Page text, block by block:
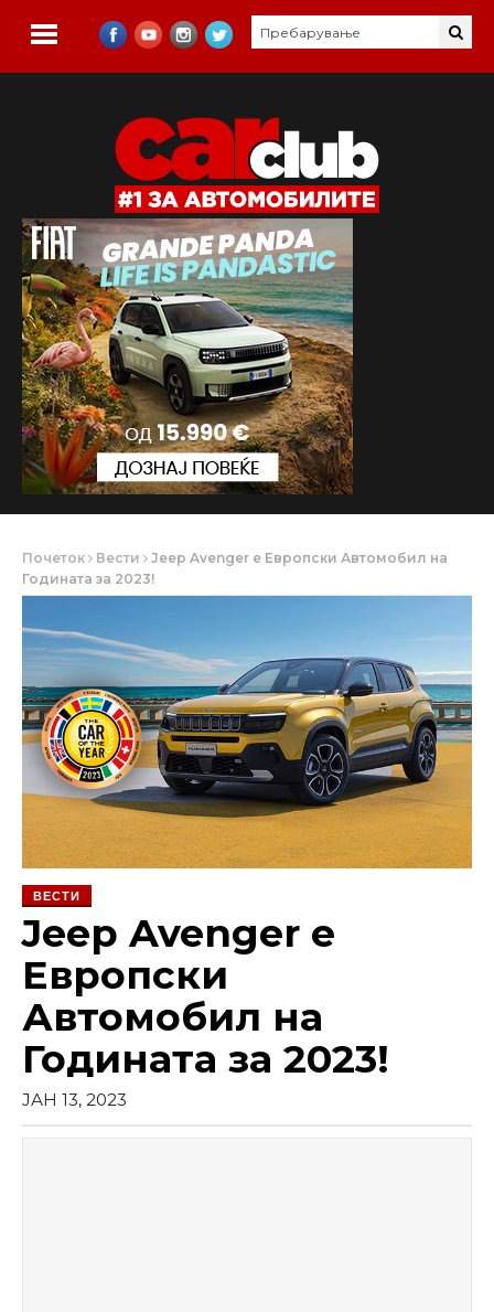
Почеток Вести
Jeep Avenger е Европски Автомобил на
Годината за 2023!
ВЕСТИ
Jeep Avenger е
Европски
Автомобил на
Годината за 2023!
ЈАН 13, 2023